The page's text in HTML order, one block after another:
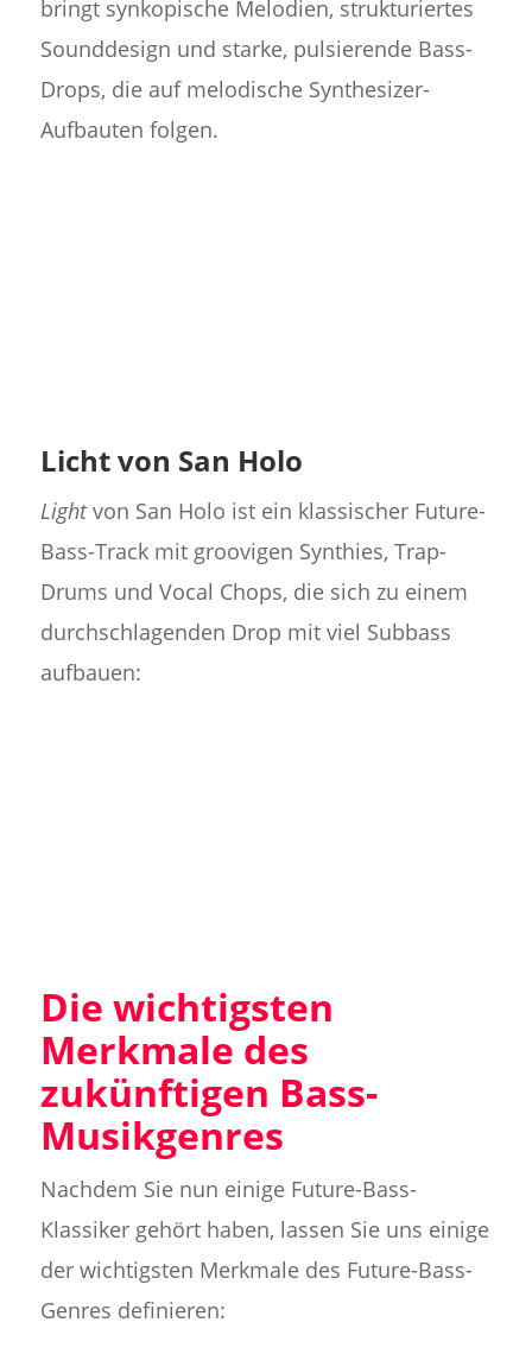
bringt synkopische Melodien, strukturiertes
Sounddesign und starke, pulsierende Bass-
Drops, die auf melodische Synthesizer-
Aufbauten folgen.
Licht von San Holo
Lightvon San Holo ist ein klassischer Future-
Bass-Track mit groovigen Synthies, Trap-
Drums und Vocal Chops, die sich zu einem
durchschlagenden Drop mit viel Subbass
aufbauen:
Die wichtigsten
Merkmale des
zukünftigen Bass-
Musikgenres
Nachdem Sie nun einige Future-Bass-
Klassiker gehört haben, lassen Sie uns einige
der wichtigsten Merkmale des Future-Bass-
Genres definieren: